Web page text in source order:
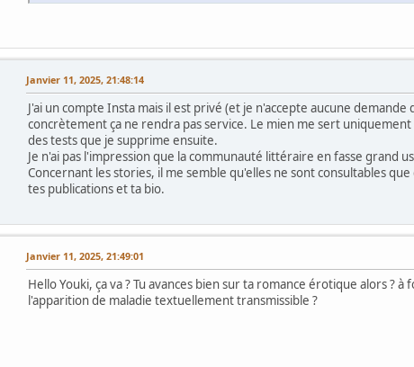
Janvier 11, 2025, 21:48:14
J'ai un compte Insta mais il est privé (et je n'accepte aucune
concrètement ça ne rendra pas service. Le mien me sert
des tests que je supprime ensuite.
Je n'ai pas l'impression que la communauté littéraire en fasse grand
Concernant les stories, il me semble qu'elles ne sont consultables
tes publications et ta bio.
Janvier 11, 2025, 21:49:01
Hello Youki, ça va ? Tu avances bien sur ta romance érotique alors ?
l'apparition de maladie textuellement transmissible ?